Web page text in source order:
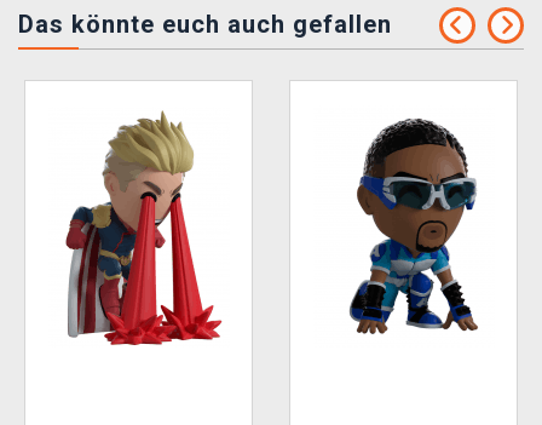
Das könnte euch auch gefallen